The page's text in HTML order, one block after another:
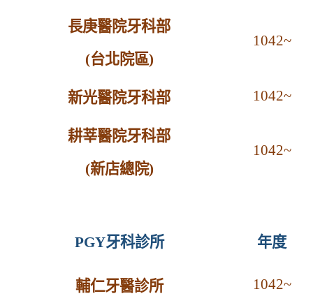
長庚醫院牙科部
(台北院區)
1042~
新光醫院牙科部 1042~
耕莘醫院牙科部
(新店總院)
1042~
PGY牙科診所 年度
輔仁牙醫診所 1042~